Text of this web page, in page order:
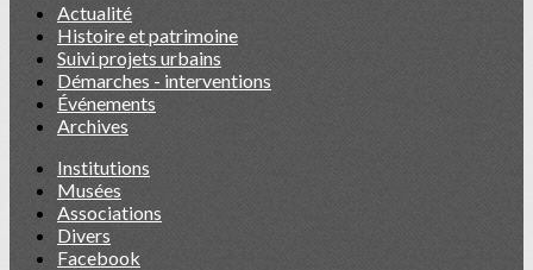
Actualité
Histoire et patrimoine
Suivi projets urbains
Démarches - interventions
Événements
Archives
Institutions
Musées
Associations
Divers
Facebook